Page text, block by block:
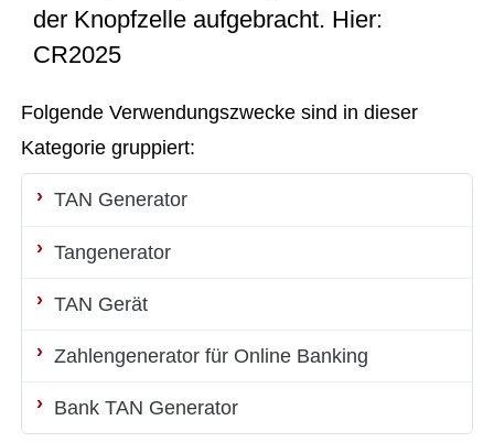
der Knopfzelle aufgebracht. Hier:
CR2025
Folgende Verwendungszwecke sind in dieser
Kategorie gruppiert:
TAN Generator
Tangenerator
TAN Gerät
Zahlengenerator für Online Banking
Bank TAN Generator